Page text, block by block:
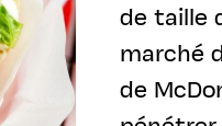
de taille
marché
de